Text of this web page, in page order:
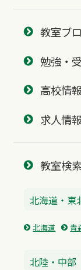
教室ブ
勉強・
高校情報
求人情報
教室検
北海道・東
北海道 青
北陸・中部